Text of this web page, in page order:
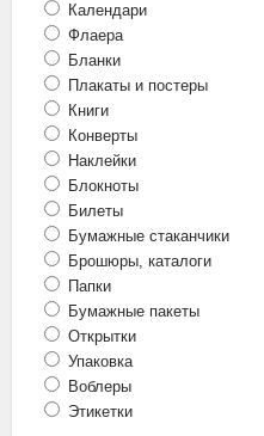
Календари
Флаера
Бланки
Плакаты и постеры
Книги
Конверты
Наклейки
Блокноты
Билеты
Бумажные стаканчики
Брошюры, каталоги
Папки
Бумажные пакеты
Открытки
Упаковка
Воблеры
Этикетки